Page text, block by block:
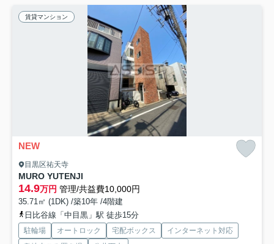
賃貸マンション
NEW
目黒区祐天寺
MURO YUTENJI
14.9万円 管理/共益費10,000円
35.71㎡ (1DK) /築10年 /4階建
日比谷線「中目黒」駅 徒歩15分
駐輪場 オートロック 宅配ボックス
インターネット対応